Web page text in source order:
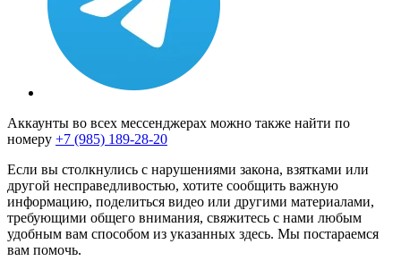
Аккаунты во всех мессенджерах можно также найти по
номеру +7 (985) 189-28-20
Если вы столкнулись с нарушениями закона, взятками или
другой несправедливостью, хотите сообщить важную
информацию, поделиться видео или другими материалами,
требующими общего внимания, свяжитесь с нами любым
удобным вам способом из указанных здесь. Мы постараемся
вам помочь.